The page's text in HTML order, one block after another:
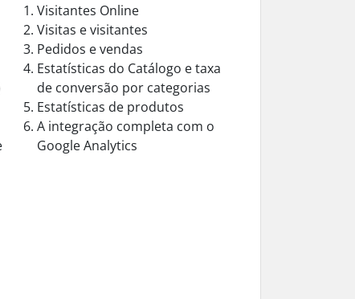
Visitantes Online
Visitas e visitantes
Pedidos e vendas
Estatísticas do Catálogo e taxa
de conversão por categorias
Estatísticas de produtos
A integração completa com o
Google Analytics